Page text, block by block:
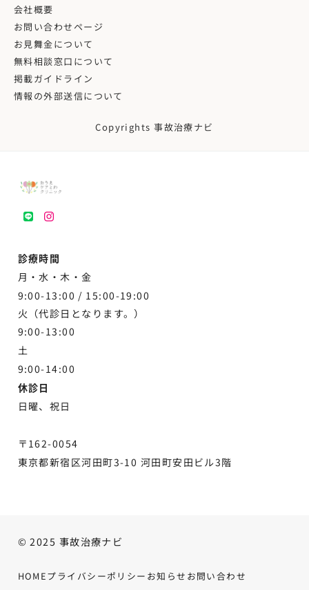
会社概要
お問い合わせページ
お見舞金について
無料相談窓口について
掲載ガイドライン
情報の外部送信について
Copyrights 事故治療ナビ
LINEinstagram
診療時間
月・水・木・金
9:00-13:00 / 15:00-19:00
火（代診日となります。）
9:00-13:00
土
9:00-14:00
休診日
日曜、祝日
〒162-0054
東京都新宿区河田町3-10 河田町安田ビル3階
© 2025 事故治療ナビ
HOMEプライバシーポリシー お知らせ お問い合わせ